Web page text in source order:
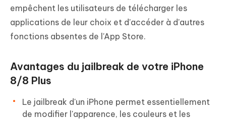
empêchent les utilisateurs de télécharger les
applications de leur choix et d'accéder à d'autres
fonctions absentes de l'App Store.
Avantages du jailbreak de votre iPhone
8/8 Plus
Le jailbreak d'un iPhone permet essentiellement
de modifier l'apparence, les couleurs et les